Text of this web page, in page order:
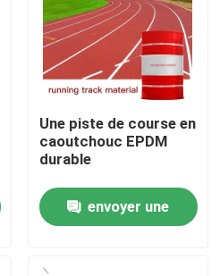
Une piste de course en
caoutchouc EPDM
durable
envoyer une